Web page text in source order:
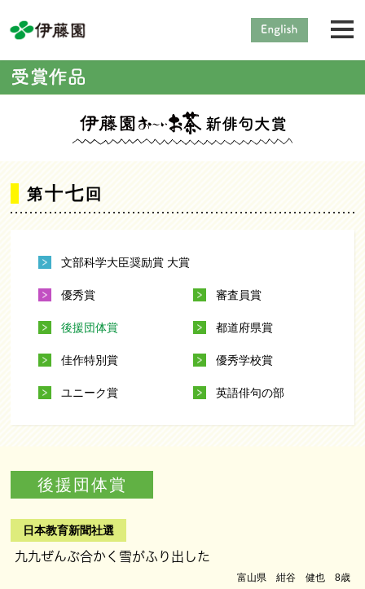
第十七 回
文部科学大臣奨励賞 大賞
優秀賞 審査員賞
後援団体賞 都道府県賞
佳作特別賞 優秀学校賞
ユニーク賞 英語俳句の部
後援団体賞
日本教育新聞社選
九九ぜんぶ合かく雪がふり出した
富山県 紺谷 健也 8歳